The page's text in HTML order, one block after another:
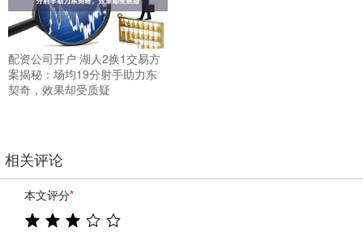
配资公司开户 湖人2换1交易方
案揭秘：场均19分射手助力东
契奇，效果却受质疑
相关评论
本文评分*